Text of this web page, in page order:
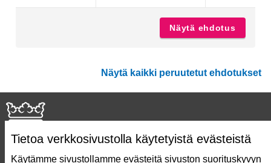
Tietoa verkkosivustolla käytetyistä evästeistä
Käytämme sivustollamme evästeitä sivuston suorituskyvyn
Näytä ehdotus
Näytä kaikki peruutetut ehdotukset